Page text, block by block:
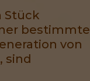
Stück
bestimmte
von
sind